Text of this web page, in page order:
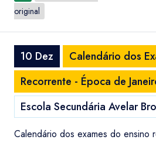
original
10 Dez
Calendário dos
Recorrente - Época de
Escola Secundária Avelar
Calendário dos exames do ensino